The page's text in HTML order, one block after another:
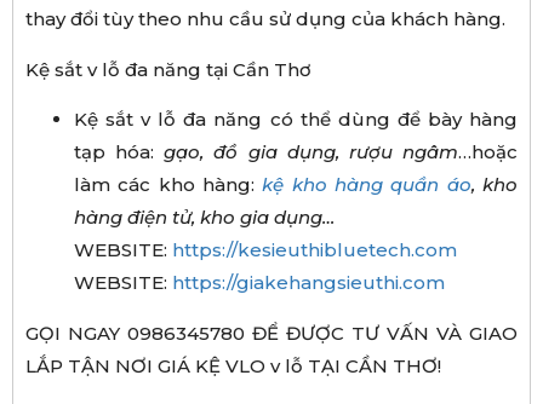
thay đổi tùy theo nhu cầu sử dụng của khách hàng.
Kệ sắt v lỗ đa năng tại Cần Thơ
Kệ sắt v lỗ đa năng có thể dùng để bày hàng
tạp hóa:gạo, đồ gia dụng, rượu ngâm…hoặc
làm các kho hàng:kệ kho hàng quần áo, kho
hàng điện tử, kho gia dụng…
WEBSITE: https://kesieuthibluetech.com
WEBSITE: https://giakehangsieuthi.com
GỌI NGAY 0986345780 ĐỂ ĐƯỢC TƯ VẤN VÀ GIAO
LẮP TẬN NƠI GIÁ KỆ VLO v lỗ TẠI CẦN THƠ!